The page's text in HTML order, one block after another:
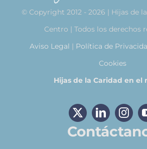
© Copyright 2012 - 2026 | Hijas de
Centro | Todos los derechos
Aviso Legal | Política de
Cookies
Hijas de la Caridad en el